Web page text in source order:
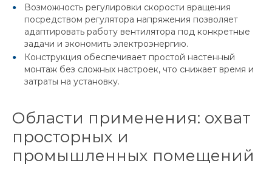
Возможность регулировки скорости вращения
посредством регулятора напряжения позволяет
адаптировать работу вентилятора под конкретные
задачи и экономить электроэнергию.
Конструкция обеспечивает простой настенный
монтаж без сложных настроек, что снижает время и
затраты на установку.
Области применения: охват
просторных и
промышленных помещений